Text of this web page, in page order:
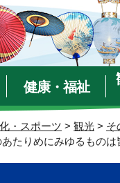
健康・福祉
・スポーツ > 観光 > そ
りめにみゆるものは